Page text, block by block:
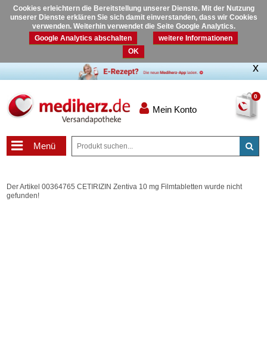
Cookies erleichtern die Bereitstellung unserer Dienste. Mit der Nutzung
unserer Dienste erklären Sie sich damit einverstanden, dass wir Cookies
verwenden. Weiterhin verwendet die Seite Google Analytics.
Google Analytics abschalten
weitere Informationen
OK
0
Mein Konto
Menü
Der Artikel 00364765 CETIRIZIN Zentiva 10 mg Filmtabletten wurde nicht
gefunden!